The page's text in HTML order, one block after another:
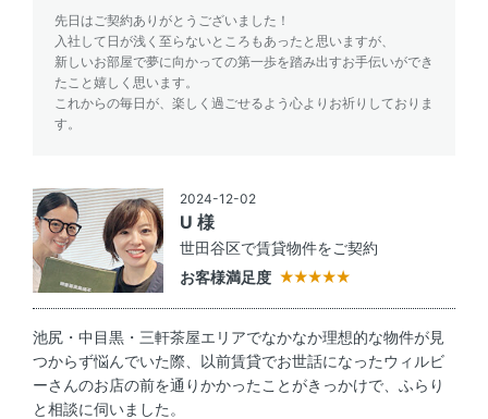
先日はご契約ありがとうございました！
入社して日が浅く至らないところもあったと思いますが、
新しいお部屋で夢に向かっての第一歩を踏み出すお手伝いができ
たこと嬉しく思います。
これからの毎日が、楽しく過ごせるよう心よりお祈りしておりま
す。
2024-12-02
U 様
世田谷区で賃貸物件をご契約
お客様満足度
池尻・中目黒・三軒茶屋エリアでなかなか理想的な物件が見
つからず悩んでいた際、以前賃貸でお世話になったウィルビ
ーさんのお店の前を通りかかったことがきっかけで、ふらり
と相談に伺いました。